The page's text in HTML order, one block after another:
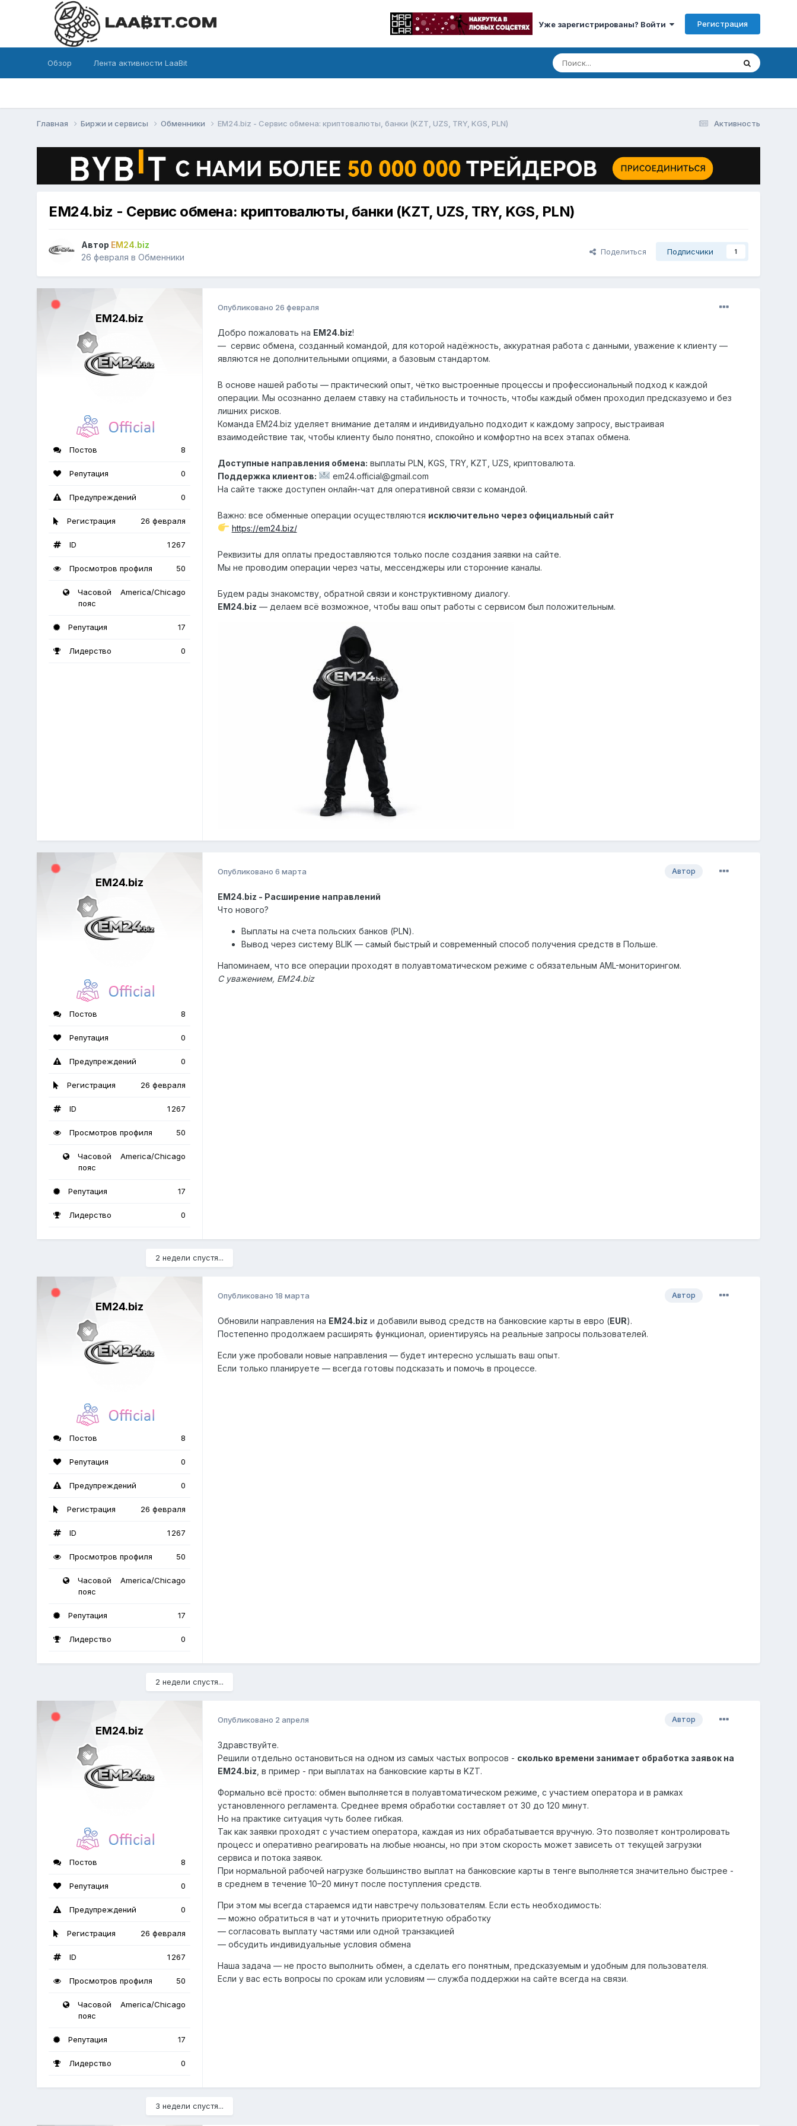
Уже зарегистрированы? Войти Регистрация
Обзор Лента активности LaaBit
Активность
Главная Биржи и сервисы Обменники EM24.biz - Сервис обмена: криптовалюты, банки (KZT, UZS, TRY, KGS, PLN)
EM24.biz - Сервис обмена: криптовалюты, банки (KZT, UZS, TRY, KGS, PLN)
Автор EM24.biz
26 февраля вОбменники
Поделиться Подписчики 1
EM24.biz
Постов 8
Репутация 0
Предупреждений 0
Регистрация 26 февраля
ID 1 267
Просмотров профиля 50
Часовой
пояс
America/Chicago
Репутация 17
Лидерство 0
Опубликовано 26 февраля
Добро пожаловать на EM24.biz!
— сервис обмена, созданный командой, для которой надёжность, аккуратная работа с данными, уважение к клиенту —
являются не дополнительными опциями, а базовым стандартом.
В основе нашей работы — практический опыт, чётко выстроенные процессы и профессиональный подход к каждой
операции. Мы осознанно делаем ставку на стабильность и точность, чтобы каждый обмен проходил предсказуемо и без
лишних рисков.
Команда EM24.biz уделяет внимание деталям и индивидуально подходит к каждому запросу, выстраивая
взаимодействие так, чтобы клиенту было понятно, спокойно и комфортно на всех этапах обмена.
Доступные направления обмена: выплаты PLN, KGS, TRY, KZT, UZS, криптовалюта.
Поддержка клиентов:
em24.official@gmail.com
На сайте также доступен онлайн-чат для оперативной связи с командой.
Важно: все обменные операции осуществляются исключительно через официальный сайт
https://em24.biz/
Реквизиты для оплаты предоставляются только после создания заявки на сайте.
Мы не проводим операции через чаты, мессенджеры или сторонние каналы.
Будем рады знакомству, обратной связи и конструктивному диалогу.
EM24.biz — делаем всё возможное, чтобы ваш опыт работы с сервисом был положительным.
EM24.biz
Постов 8
Репутация 0
Предупреждений 0
Регистрация 26 февраля
ID 1 267
Просмотров профиля 50
Часовой
пояс
America/Chicago
Репутация 17
Лидерство 0
Автор
Опубликовано6 марта
EM24.biz - Расширение направлений
Что нового?
Выплаты на счета польских банков (PLN).
Вывод через систему BLIK — самый быстрый и современный способ получения средств в Польше.
Напоминаем, что все операции проходят в полуавтоматическом режиме с обязательным AML-мониторингом.
С уважением, EM24.biz
2 недели спустя...
EM24.biz
Постов 8
Репутация 0
Предупреждений 0
Регистрация 26 февраля
ID 1 267
Просмотров профиля 50
Часовой
пояс
America/Chicago
Репутация 17
Лидерство 0
Автор
Опубликовано18 марта
Обновили направления на EM24.biz и добавили вывод средств на банковские карты в евро (EUR).
Постепенно продолжаем расширять функционал, ориентируясь на реальные запросы пользователей.
Если уже пробовали новые направления — будет интересно услышать ваш опыт.
Если только планируете — всегда готовы подсказать и помочь в процессе.
2 недели спустя...
EM24.biz
Постов 8
Репутация 0
Предупреждений 0
Регистрация 26 февраля
ID 1 267
Просмотров профиля 50
Часовой
пояс
America/Chicago
Репутация 17
Лидерство 0
Автор
Опубликовано 2 апреля
Здравствуйте.
Решили отдельно остановиться на одном из самых частых вопросов - сколько времени занимает обработка заявок на
EM24.biz , в пример - при выплатах на банковские карты в KZT.
Формально всё просто: обмен выполняется в полуавтоматическом режиме, с участием оператора и в рамках
установленного регламента. Среднее время обработки составляет от 30 до 120 минут.
Но на практике ситуация чуть более гибкая.
Так как заявки проходят с участием оператора, каждая из них обрабатывается вручную. Это позволяет контролировать
процесс и оперативно реагировать на любые нюансы, но при этом скорость может зависеть от текущей загрузки
сервиса и потока заявок.
При нормальной рабочей нагрузке большинство выплат на банковские карты в тенге выполняется значительно быстрее -
в среднем в течение 10–20 минут после поступления средств.
При этом мы всегда стараемся идти навстречу пользователям. Если есть необходимость:
— можно обратиться в чат и уточнить приоритетную обработку
— согласовать выплату частями или одной транзакцией
— обсудить индивидуальные условия обмена
Наша задача — не просто выполнить обмен, а сделать его понятным, предсказуемым и удобным для пользователя.
Если у вас есть вопросы по срокам или условиям — служба поддержки на сайте всегда на связи.
3 недели спустя...